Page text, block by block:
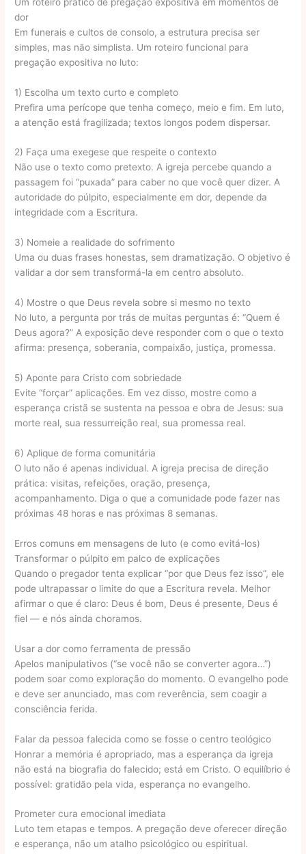
dor
Em funerais e cultos de consolo, a estrutura precisa ser
simples, mas não simplista. Um roteiro funcional para
pregação expositiva no luto:
1) Escolha um texto curto e completo
Prefira uma perícope que tenha começo, meio e fim. Em luto,
a atenção está fragilizada; textos longos podem dispersar.
2) Faça uma exegese que respeite o contexto
Não use o texto como pretexto. A igreja percebe quando a
passagem foi “puxada” para caber no que você quer dizer. A
autoridade do púlpito, especialmente em dor, depende da
integridade com a Escritura.
3) Nomeie a realidade do sofrimento
Uma ou duas frases honestas, sem dramatização. O objetivo é
validar a dor sem transformá-la em centro absoluto.
4) Mostre o que Deus revela sobre si mesmo no texto
No luto, a pergunta por trás de muitas perguntas é: “Quem é
Deus agora?” A exposição deve responder com o que o texto
afirma: presença, soberania, compaixão, justiça, promessa.
5) Aponte para Cristo com sobriedade
Evite “forçar” aplicações. Em vez disso, mostre como a
esperança cristã se sustenta na pessoa e obra de Jesus: sua
morte real, sua ressurreição real, sua promessa real.
6) Aplique de forma comunitária
O luto não é apenas individual. A igreja precisa de direção
prática: visitas, refeições, oração, presença,
acompanhamento. Diga o que a comunidade pode fazer nas
próximas 48 horas e nas próximas 8 semanas.
Erros comuns em mensagens de luto (e como evitá-los)
Transformar o púlpito em palco de explicações
Quando o pregador tenta explicar “por que Deus fez isso”, ele
pode ultrapassar o limite do que a Escritura revela. Melhor
afirmar o que é claro: Deus é bom, Deus é presente, Deus é
fiel — e nós ainda choramos.
Usar a dor como ferramenta de pressão
Apelos manipulativos (“se você não se converter agora…”)
podem soar como exploração do momento. O evangelho pode
e deve ser anunciado, mas com reverência, sem coagir a
consciência ferida.
Falar da pessoa falecida como se fosse o centro teológico
Honrar a memória é apropriado, mas a esperança da igreja
não está na biografia do falecido; está em Cristo. O equilíbrio é
possível: gratidão pela vida, esperança no evangelho.
Prometer cura emocional imediata
Luto tem etapas e tempos. A pregação deve oferecer direção
e esperança, não um atalho psicológico ou espiritual.